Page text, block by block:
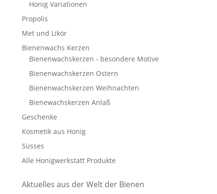
Honig Variationen
Propolis
Met und Likör
Bienenwachs Kerzen
Bienenwachskerzen - besondere Motive
Bienenwachskerzen Ostern
Bienenwachskerzen Weihnachten
Bienewachskerzen Anlaß
Geschenke
Kosmetik aus Honig
Süsses
Alle Honigwerkstatt Produkte
Aktuelles aus der Welt der Bienen